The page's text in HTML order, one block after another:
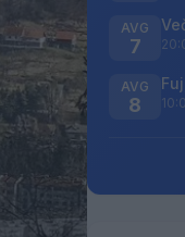
AVG
7
AVG
8